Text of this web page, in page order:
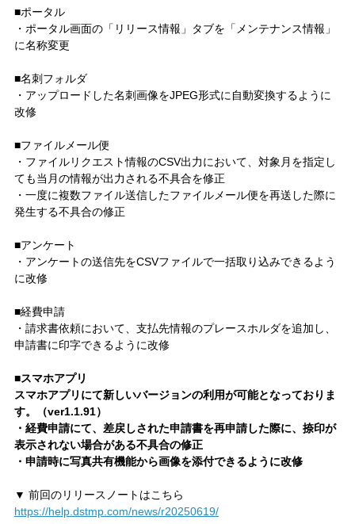
■ポータル
・ポータル画面の「リリース情報」タブを「メンテナンス情報」
に名称変更
■名刺フォルダ
・アップロードした名刺画像をJPEG形式に自動変換するように
改修
■ファイルメール便
・ファイルリクエスト情報のCSV出力において、対象月を指定し
ても当月の情報が出力される不具合を修正
・一度に複数ファイル送信したファイルメール便を再送した際に
発生する不具合の修正
■アンケート
・アンケートの送信先をCSVファイルで一括取り込みできるよう
に改修
■経費申請
・請求書依頼において、支払先情報のプレースホルダを追加し、
申請書に印字できるように改修
■スマホアプリ
スマホアプリにて新しいバージョンの利用が可能となっておりま
す。（ver1.1.91）
・経費申請にて、差戻しされた申請書を再申請した際に、捺印が
表示されない場合がある不具合の修正
・申請時に写真共有機能から画像を添付できるように改修
▼ 前回のリリースノートはこちら
https://help.dstmp.com/news/r20250619/